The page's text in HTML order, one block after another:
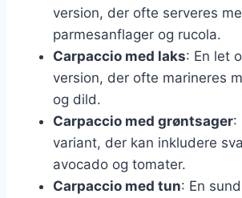
version, der ofte serveres
parmesanflager og rucola.
Carpaccio med laks: En let
version, der ofte marineres
og dild.
Carpaccio med grøntsager:
variant, der kan inkludere
avocado og tomater.
Carpaccio med tun: En